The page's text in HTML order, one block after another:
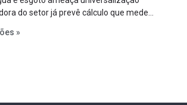
do setor já prevê cálculo que mede
»